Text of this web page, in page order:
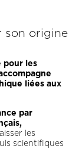
son origine
pour les
liées aux
par
les
scientifiques